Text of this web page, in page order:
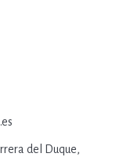
del Duque,